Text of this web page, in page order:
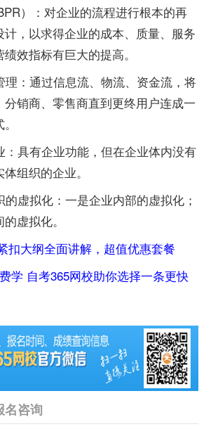
）：对企业的流程进行根本的再
，以求得企业的成本、质量、服务
效指标有巨大的提高。
：通过信息流、物流、资金流，将
销商、零售商直到更终用户连成一
具有企业功能，但在企业体内没有
组织的企业。
虚拟化：一是企业内部的虚拟化；
虚拟化。
扣大纲全面讲解，超值优惠套餐
学 自考365网校助你选择一条更快
名咨询